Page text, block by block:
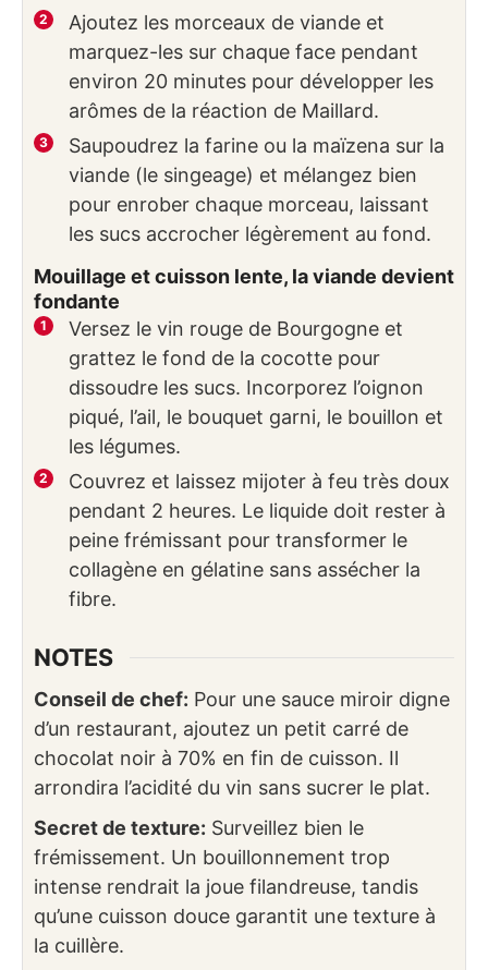
Ajoutez les morceaux de viande et
marquez-les sur chaque face pendant
environ 20 minutes pour développer les
arômes de la réaction de Maillard.
Saupoudrez la farine ou la maïzena sur la
viande (le singeage) et mélangez bien
pour enrober chaque morceau, laissant
les sucs accrocher légèrement au fond.
Mouillage et cuisson lente, la viande devient
fondante
Versez le vin rouge de Bourgogne et
grattez le fond de la cocotte pour
dissoudre les sucs. Incorporez l’oignon
piqué, l’ail, le bouquet garni, le bouillon et
les légumes.
Couvrez et laissez mijoter à feu très doux
pendant 2 heures. Le liquide doit rester à
peine frémissant pour transformer le
collagène en gélatine sans assécher la
fibre.
NOTES
Conseil de chef: Pour une sauce miroir digne
d’un restaurant, ajoutez un petit carré de
chocolat noir à 70% en fin de cuisson. Il
arrondira l’acidité du vin sans sucrer le plat.
Secret de texture: Surveillez bien le
frémissement. Un bouillonnement trop
intense rendrait la joue filandreuse, tandis
qu’une cuisson douce garantit une texture à
la cuillère.